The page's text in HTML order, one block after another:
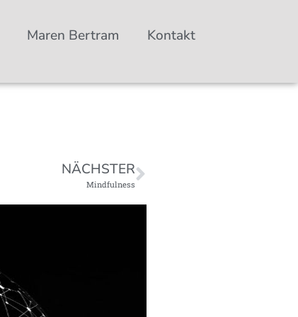
Maren Bertram Kontakt
NÄCHSTER
Mindfulness